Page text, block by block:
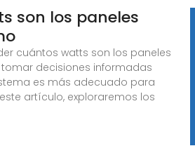
son los paneles
cuántos watts son los paneles
decisiones informadas
es más adecuado para
artículo, exploraremos los